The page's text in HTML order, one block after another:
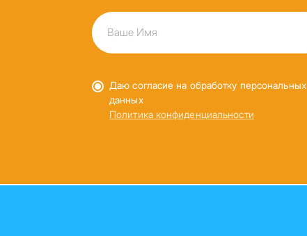
Даю согласие на обработку персональных
данных
Политика конфиденциальности